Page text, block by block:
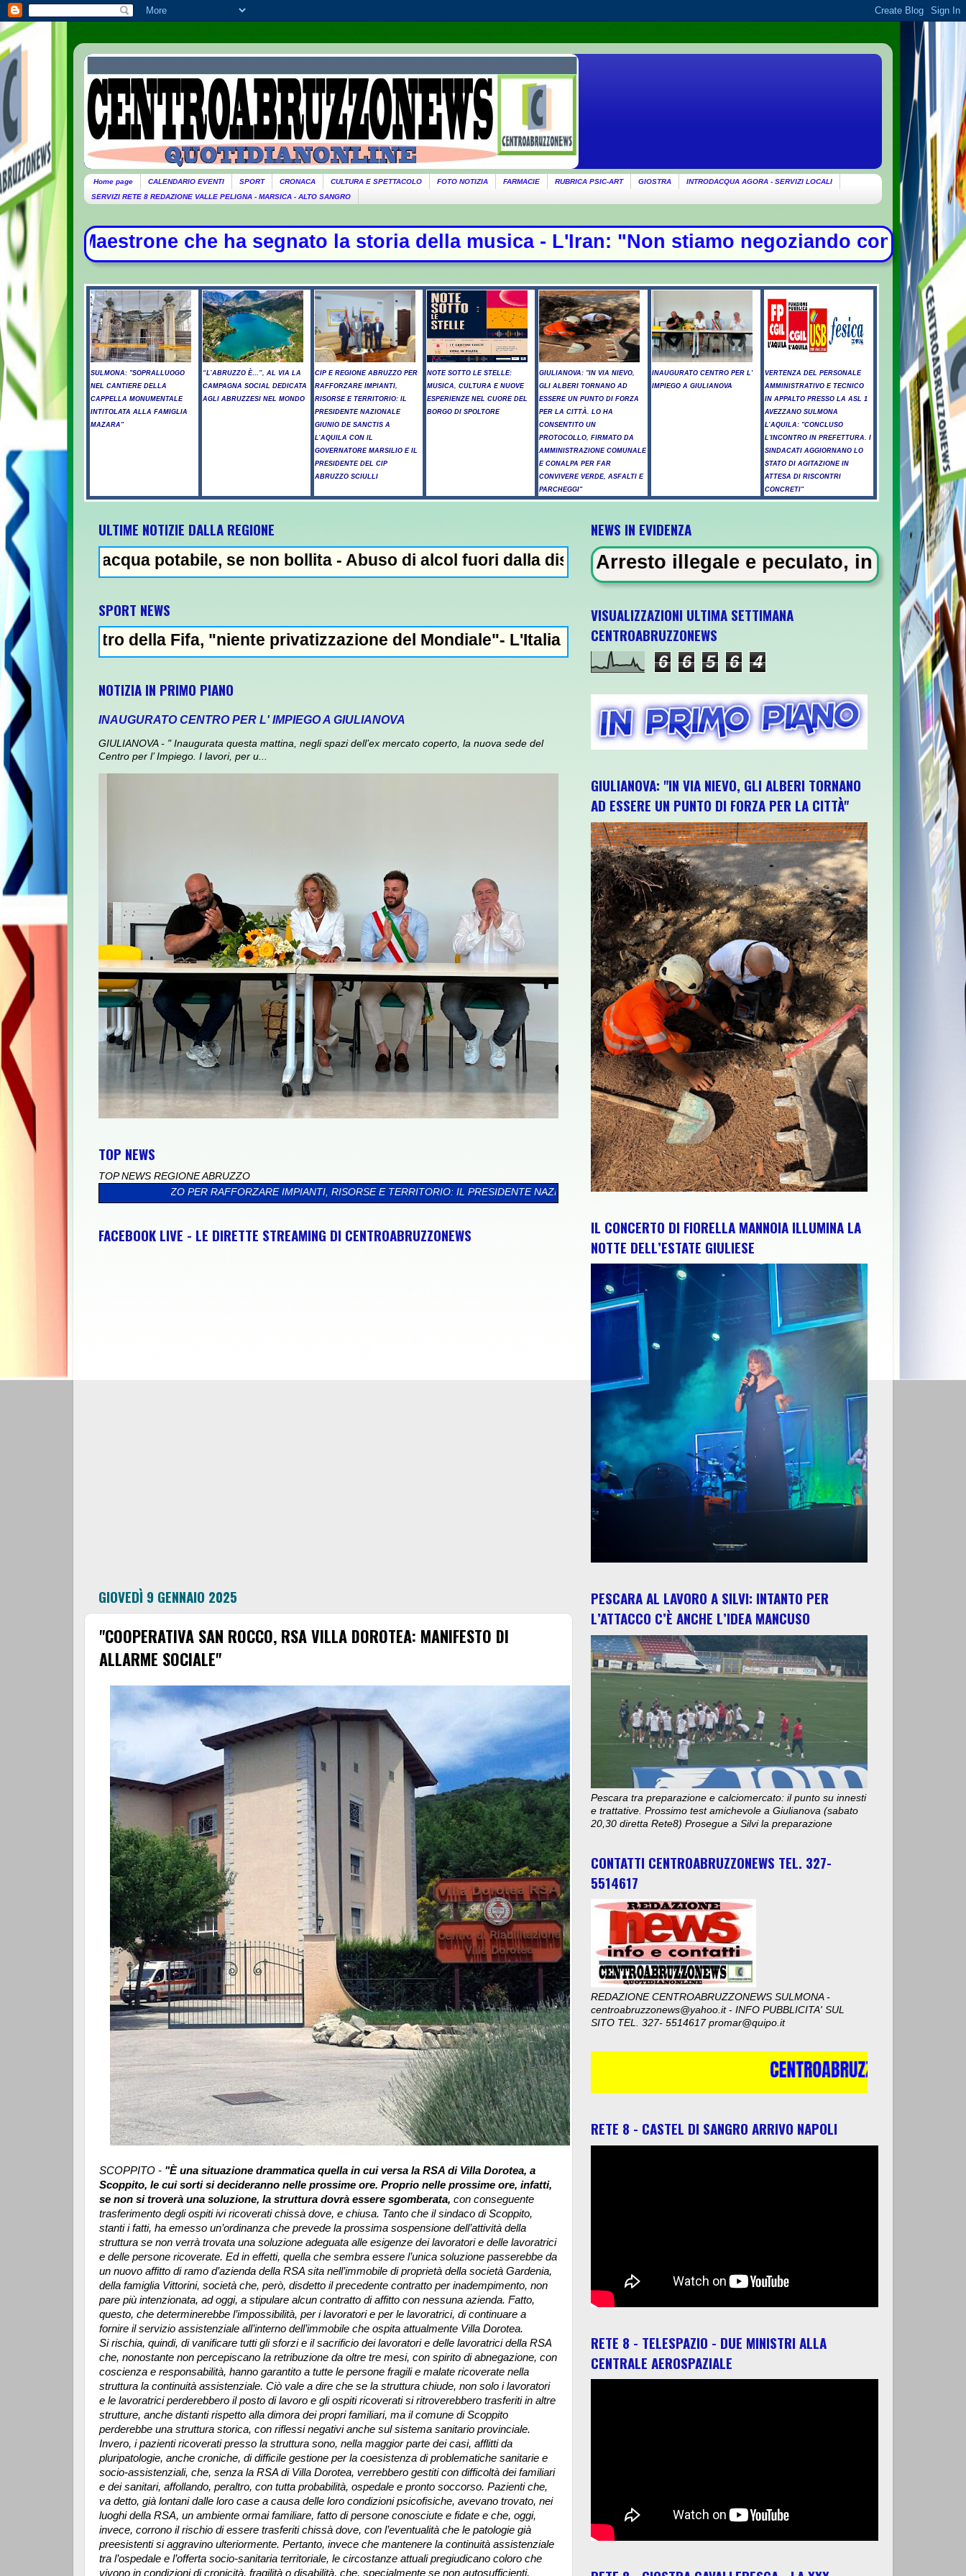
Home page CALENDARIO EVENTI SPORT CRONACA CULTURA E SPETTACOLO FOTO NOTIZIA FARMACIE RUBRICA PSIC-ART GIOSTRA
INTRODACQUA AGORA - SERVIZI LOCALI
SERVIZI RETE 8 REDAZIONE VALLE PELIGNA - MARSICA - ALTO SANGRO
ha segnato la storia della musica - L'Iran: "Non stiamo negoziando con gli Usa su
SULMONA: "SOPRALLUOGO
NEL CANTIERE DELLA
CAPPELLA MONUMENTALE
INTITOLATA ALLA FAMIGLIA
MAZARA"
“L’ABRUZZO È…”, AL VIA LA
CAMPAGNA SOCIAL DEDICATA
AGLI ABRUZZESI NEL MONDO
CIP E REGIONE ABRUZZO PER
RAFFORZARE IMPIANTI,
RISORSE E TERRITORIO: IL
PRESIDENTE NAZIONALE
GIUNIO DE SANCTIS A
L’AQUILA CON IL
GOVERNATORE MARSILIO E IL
PRESIDENTE DEL CIP
ABRUZZO SCIULLI
NOTE SOTTO LE STELLE:
MUSICA, CULTURA E NUOVE
ESPERIENZE NEL CUORE DEL
BORGO DI SPOLTORE
GIULIANOVA: "IN VIA NIEVO,
GLI ALBERI TORNANO AD
ESSERE UN PUNTO DI FORZA
PER LA CITTÀ. LO HA
CONSENTITO UN
PROTOCOLLO, FIRMATO DA
AMMINISTRAZIONE COMUNALE
E CONALPA PER FAR
CONVIVERE VERDE, ASFALTI E
PARCHEGGI"
INAUGURATO CENTRO PER L'
IMPIEGO A GIULIANOVA
VERTENZA DEL PERSONALE
AMMINISTRATIVO E TECNICO
IN APPALTO PRESSO LA ASL 1
AVEZZANO SULMONA
L’AQUILA: "CONCLUSO
L'INCONTRO IN PREFETTURA. I
SINDACATI AGGIORNANO LO
STATO DI AGITAZIONE IN
ATTESA DI RISCONTRI
CONCRETI"
ULTIME NOTIZIE DALLA REGIONE
potabile, se non bollita - Abuso di alcol fuori dalla discoteca, minorenni intossicati a Pescara - Il vento riaccende il
SPORT NEWS
della Fifa, "niente privatizzazione del Mondiale"- L'Italia U21 il 5 ottobre a Pescara l'ultima gara di qualificazione a Euro
NOTIZIA IN PRIMO PIANO
INAUGURATO CENTRO PER L' IMPIEGO A GIULIANOVA
GIULIANOVA - " Inaugurata questa mattina, negli spazi dell’ex mercato coperto, la nuova sede del
Centro per l’ Impiego. I lavori, per u...
TOP NEWS
TOP NEWS REGIONE ABRUZZO
ABRUZZO PER RAFFORZARE IMPIANTI, RISORSE E TERRITORIO: IL PRESIDENTE NAZIONALE GIUNIO DE SANCTIS A L’AQUILA CON IL GOVERNATORE MARSILIO E IL PRESIDENTE DEL CIP
FACEBOOK LIVE - LE DIRETTE STREAMING DI CENTROABRUZZONEWS
GIOVEDÌ 9 GENNAIO 2025
"COOPERATIVA SAN ROCCO, RSA VILLA DOROTEA: MANIFESTO DI
ALLARME SOCIALE"
SCOPPITO - "È una situazione drammatica quella in cui versa la RSA di Villa Dorotea, a
Scoppito, le cui sorti si decideranno nelle prossime ore. Proprio nelle prossime ore, infatti,
se non si troverà una soluzione, la struttura dovrà essere sgomberata, con conseguente
trasferimento degli ospiti ivi ricoverati chissà dove, e chiusa. Tanto che il sindaco di Scoppito,
stanti i fatti, ha emesso un’ordinanza che prevede la prossima sospensione dell’attività della
struttura se non verrà trovata una soluzione adeguata alle esigenze dei lavoratori e delle lavoratrici
e delle persone ricoverate. Ed in effetti, quella che sembra essere l’unica soluzione passerebbe da
un nuovo affitto di ramo d’azienda della RSA sita nell’immobile di proprietà della società Gardenia,
della famiglia Vittorini, società che, però, disdetto il precedente contratto per inadempimento, non
pare più intenzionata, ad oggi, a stipulare alcun contratto di affitto con nessuna azienda. Fatto,
questo, che determinerebbe l’impossibilità, per i lavoratori e per le lavoratrici, di continuare a
fornire il servizio assistenziale all’interno dell’immobile che ospita attualmente Villa Dorotea.
Si rischia, quindi, di vanificare tutti gli sforzi e il sacrificio dei lavoratori e delle lavoratrici della RSA
che, nonostante non percepiscano la retribuzione da oltre tre mesi, con spirito di abnegazione, con
coscienza e responsabilità, hanno garantito a tutte le persone fragili e malate ricoverate nella
struttura la continuità assistenziale. Ciò vale a dire che se la struttura chiude, non solo i lavoratori
e le lavoratrici perderebbero il posto di lavoro e gli ospiti ricoverati si ritroverebbero trasferiti in altre
strutture, anche distanti rispetto alla dimora dei propri familiari, ma il comune di Scoppito
perderebbe una struttura storica, con riflessi negativi anche sul sistema sanitario provinciale.
Invero, i pazienti ricoverati presso la struttura sono, nella maggior parte dei casi, afflitti da
pluripatologie, anche croniche, di difficile gestione per la coesistenza di problematiche sanitarie e
socio-assistenziali, che, senza la RSA di Villa Dorotea, verrebbero gestiti con difficoltà dei familiari
e dei sanitari, affollando, peraltro, con tutta probabilità, ospedale e pronto soccorso. Pazienti che,
va detto, già lontani dalle loro case a causa delle loro condizioni psicofisiche, avevano trovato, nei
luoghi della RSA, un ambiente ormai familiare, fatto di persone conosciute e fidate e che, oggi,
invece, corrono il rischio di essere trasferiti chissà dove, con l’eventualità che le patologie già
preesistenti si aggravino ulteriormente. Pertanto, invece che mantenere la continuità assistenziale
tra l’ospedale e l’offerta socio-sanitaria territoriale, le circostanze attuali pregiudicano coloro che
vivono in condizioni di cronicità, fragilità o disabilità, che, specialmente se non autosufficienti,
NEWS IN EVIDENZA
NEWS IN EVIDENZA - Arresto illegale e peculato, in carcere 5 vigili
VISUALIZZAZIONI ULTIMA SETTIMANA
CENTROABRUZZONEWS
6 6 5 6 4
GIULIANOVA: "IN VIA NIEVO, GLI ALBERI TORNANO
AD ESSERE UN PUNTO DI FORZA PER LA CITTÀ"
IL CONCERTO DI FIORELLA MANNOIA ILLUMINA LA
NOTTE DELL’ESTATE GIULIESE
PESCARA AL LAVORO A SILVI: INTANTO PER
L’ATTACCO C’È ANCHE L’IDEA MANCUSO
Pescara tra preparazione e calciomercato: il punto su innesti
e trattative. Prossimo test amichevole a Giulianova (sabato
20,30 diretta Rete8) Prosegue a Silvi la preparazione
CONTATTI CENTROABRUZZONEWS TEL. 327-
5514617
REDAZIONE CENTROABRUZZONEWS SULMONA -
centroabruzzonews@yahoo.it - INFO PUBBLICITA' SUL
SITO TEL. 327- 5514617 promar@quipo.it
RETE 8 - CASTEL DI SANGRO ARRIVO NAPOLI
RETE 8 - TELESPAZIO - DUE MINISTRI ALLA
CENTRALE AEROSPAZIALE